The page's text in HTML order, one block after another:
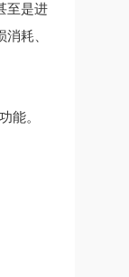
至是进
耗、
能。